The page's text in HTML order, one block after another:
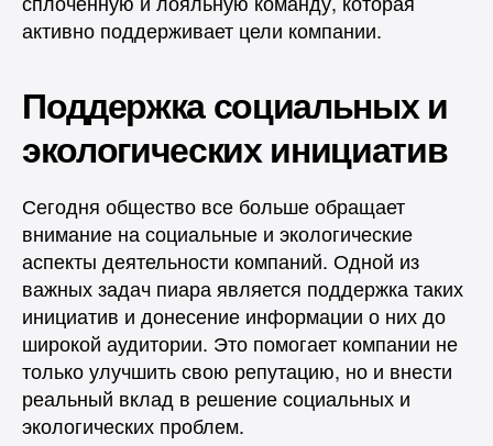
активно поддерживает цели компании.
Поддержка социальных и
экологических инициатив
Сегодня общество все больше обращает
внимание на социальные и экологические
аспекты деятельности компаний. Одной из
важных задач пиара является поддержка таких
инициатив и донесение информации о них до
широкой аудитории. Это помогает компании не
только улучшить свою репутацию, но и внести
реальный вклад в решение социальных и
экологических проблем.